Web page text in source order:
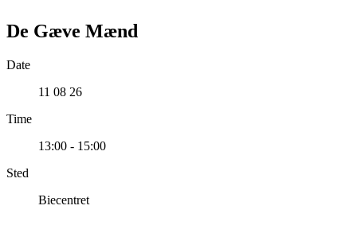
De Gæve Mænd
Date
11 08 26
Time
13:00 - 15:00
Sted
Biecentret